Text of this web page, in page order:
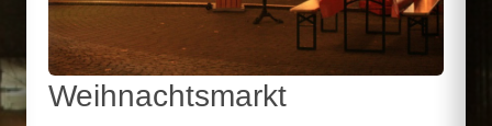
Weihnachtsmarkt